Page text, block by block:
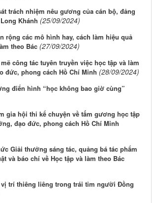
trách nhiệm nêu gương của cán bộ, đảng
Khánh (25/09/2024)
rộng các mô hình hay, cách làm hiệu quả
theo Bác (27/09/2024)
công tác tuyên truyền việc học tập và làm
đức, phong cách Hồ Chí Minh (28/09/2024)
điển hình “học không bao giờ cùng”
gia hội thi kể chuyện về tấm gương học tập
đạo đức, phong cách Hồ Chí Minh
Giải thưởng sáng tác, quảng bá tác phẩm
và báo chí về Học tập và làm theo Bác
vị trí thiêng liêng trong trái tim người Đồng